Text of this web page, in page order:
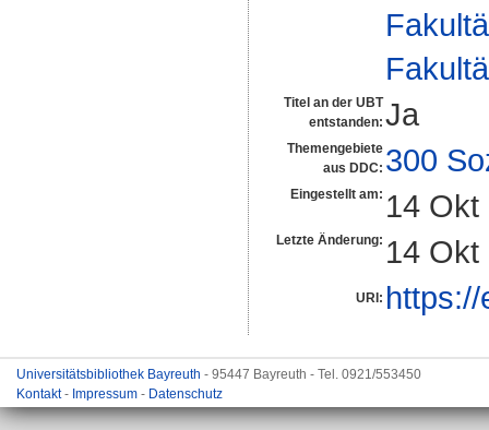
Titel an der UBT
entstanden: Ja
Themengebiete
aus DDC: 300
Eingestellt am: 14 Okt
Letzte Änderung: 14 Okt
URI:
Universitätsbibliothek Bayreuth - 95447 Bayreuth - Tel. 0921/553450
Kontakt- Impressum - Datenschutz